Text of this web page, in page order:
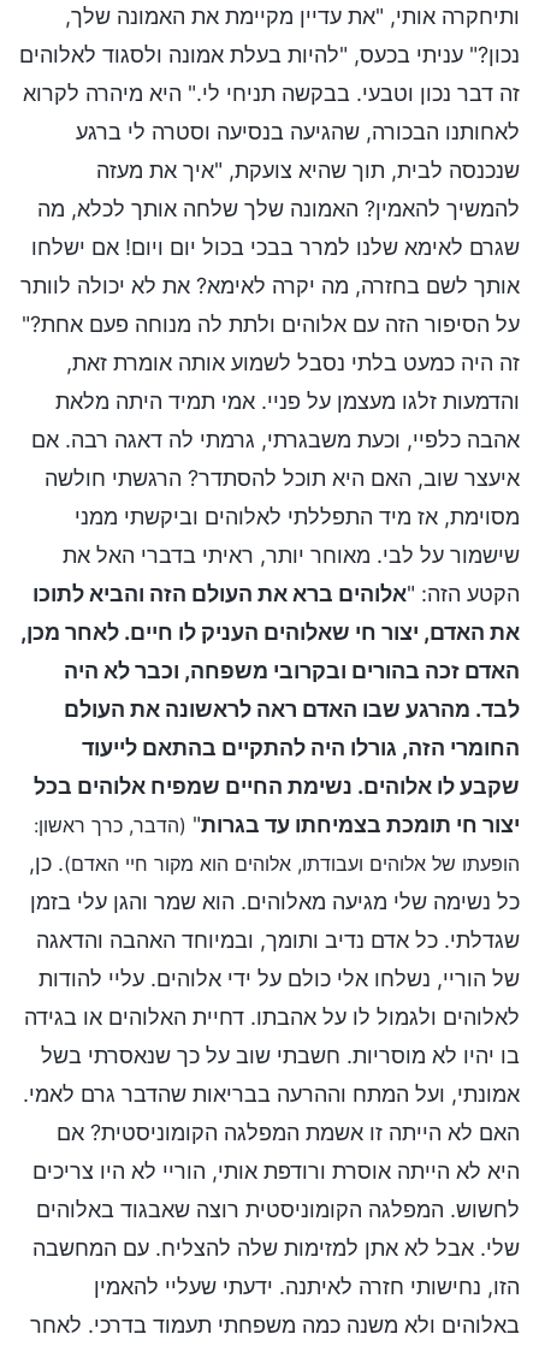
ותיחקרה אותי, "את עדיין מקיימת את האמונה שלך,
נכון?" עניתי בכעס, "להיות בעלת אמונה ולסגוד לאלוהים
זה דבר נכון וטבעי. בבקשה תניחי לי." היא מיהרה לקרוא
לאחותנו הבכורה, שהגיעה בנסיעה וסטרה לי ברגע
שנכנסה לבית, תוך שהיא צועקת, "איך את מעזה
להמשיך להאמין? האמונה שלך שלחה אותך לכלא, מה
שגרם לאימא שלנו למרר בבכי בכול יום ויום! אם ישלחו
אותך לשם בחזרה, מה יקרה לאימא? את לא יכולה לוותר
על הסיפור הזה עם אלוהים ולתת לה מנוחה פעם אחת?"
זה היה כמעט בלתי נסבל לשמוע אותה אומרת זאת,
והדמעות זלגו מעצמן על פניי. אמי תמיד היתה מלאת
אהבה כלפיי, וכעת משבגרתי, גרמתי לה דאגה רבה. אם
איעצר שוב, האם היא תוכל להסתדר? הרגשתי חולשה
מסוימת, אז מיד התפללתי לאלוהים וביקשתי ממני
שישמור על לבי. מאוחר יותר, ראיתי בדברי האל את
הקטע הזה: "אלוהים ברא את העולם הזה והביא לתוכו
את האדם, יצור חי שאלוהים העניק לו חיים. לאחר מכן,
האדם זכה בהורים ובקרובי משפחה, וכבר לא היה
לבד. מהרגע שבו האדם ראה לראשונה את העולם
החומרי הזה, גורלו היה להתקיים בהתאם לייעוד
שקבע לו אלוהים. נשימת החיים שמפיח אלוהים בכל
יצור חי תומכת בצמיחתו עד בגרות" (הדבר, כרך ראשון:
הופעתו של אלוהים ועבודתו, אלוהים הוא מקור חיי האדם). כן,
כל נשימה שלי מגיעה מאלוהים. הוא שמר והגן עלי בזמן
שגדלתי. כל אדם נדיב ותומך, ובמיוחד האהבה והדאגה
של הוריי, נשלחו אלי כולם על ידי אלוהים. עליי להודות
לאלוהים ולגמול לו על אהבתו. דחיית האלוהים או בגידה
בו יהיו לא מוסריות. חשבתי שוב על כך שנאסרתי בשל
אמונתי, ועל המתח וההרעה בבריאות שהדבר גרם לאמי.
האם לא הייתה זו אשמת המפלגה הקומוניסטית? אם
היא לא הייתה אוסרת ורודפת אותי, הוריי לא היו צריכים
לחשוש. המפלגה הקומוניסטית רוצה שאבגוד באלוהים
שלי. אבל לא אתן למזימות שלה להצליח. עם המחשבה
הזו, נחישותי חזרה לאיתנה. ידעתי שעליי להאמין
באלוהים ולא משנה כמה משפחתי תעמוד בדרכי. לאחר